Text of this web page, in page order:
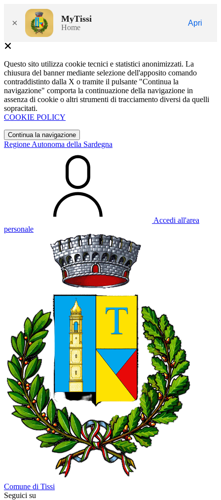
× MyTissi
Home
Apri
Questo sito utilizza cookie tecnici e statistici anonimizzati. La
chiusura del banner mediante selezione dell'apposito comando
contraddistinto dalla X o tramite il pulsante "Continua la
navigazione" comporta la continuazione della navigazione in
assenza di cookie o altri strumenti di tracciamento diversi da quelli
sopracitati.
COOKIE POLICY
Continua la navigazione
Regione Autonoma della Sardegna
Accedi all'area
personale
Comune di Tissi
Seguici su